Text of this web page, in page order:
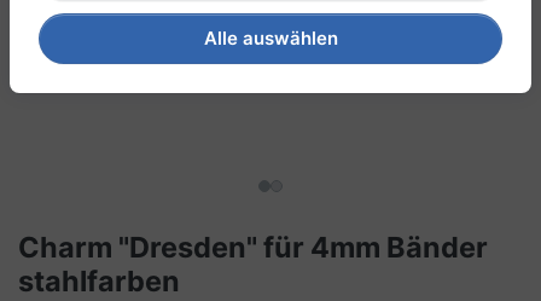
Charm "Dresden" für 4mm Bänder
stahlfarben
Alle auswählen